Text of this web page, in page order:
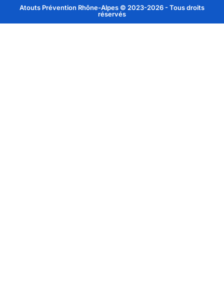
Atouts Prévention Rhône-Alpes © 2023-2026 - Tous droits
réservés